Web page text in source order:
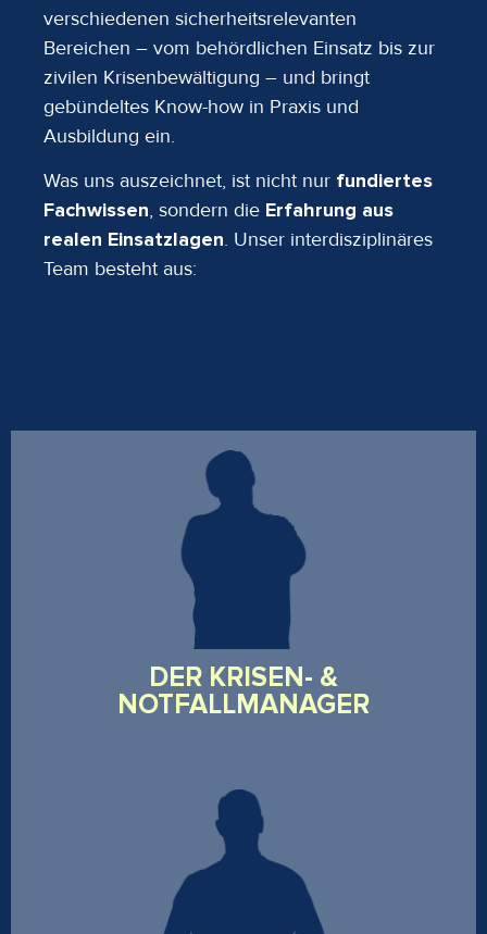
verschiedenen sicherheitsrelevanten
Bereichen – vom behördlichen Einsatz bis zur
zivilen Krisenbewältigung – und bringt
gebündeltes Know-how in Praxis und
Ausbildung ein.
Was uns auszeichnet, ist nicht nur fundiertes
Fachwissen, sondern die Erfahrung aus
realen Einsatzlagen. Unser interdisziplinäres
Team besteht aus:
DER KRISEN- &
NOTFALLMANAGER
Kampfsportexperte, Selbstverteidigungstrainer und
Feuerwehrmann mit fundierter Erfahrung in
Stabsarbeit und der Leitung komplexer Einsatzlagen.
Seine Stärke: Planung, Koordination und das
Vermitteln von Handlungssicherheit in
Krisensituationen.
Spezialist für taktisches Vorgehen in urbanen
Risikoszenarien, mit Expertise in Urban Combatives
und taktischer Einsatzmedizin. Er steht für